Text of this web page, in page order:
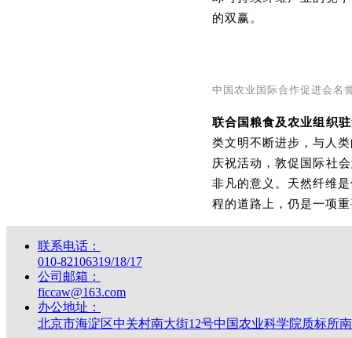
的双赢。
中国农业国际合作促进会名
联合国粮食及农业组织
类文明不断进步，与人
庆祝活动，敦促国际社
非凡的意义。天然纤维
程的道路上，仍是一项
办，并得到北京市平谷
联系电话：
010-82106319/18/17
公司邮箱：
ficcaw@163.com
办公地址：
北京市海淀区中关村南大街12号中国农业科学院质标所